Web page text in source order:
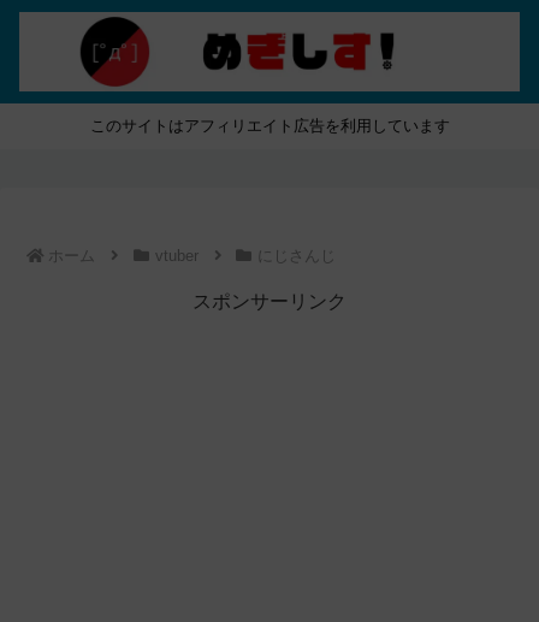
このサイトはアフィリエイト広告を利用しています
ホーム vtuber にじさんじ
スポンサーリンク